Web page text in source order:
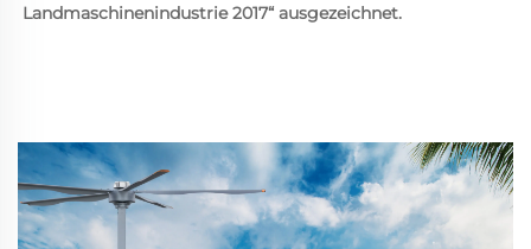
Landmaschinenindustrie 2017“ ausgezeichnet.